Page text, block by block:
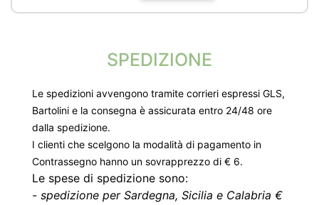
SPEDIZIONE
Le spedizioni avvengono tramite corrieri espressi GLS,
Bartolini e la consegna è assicurata entro 24/48 ore
dalla spedizione.
I clienti che scelgono la modalità di pagamento in
Contrassegno hanno un sovrapprezzo di € 6.
Le spese di spedizione sono:
- spedizione per Sardegna, Sicilia e Calabria €